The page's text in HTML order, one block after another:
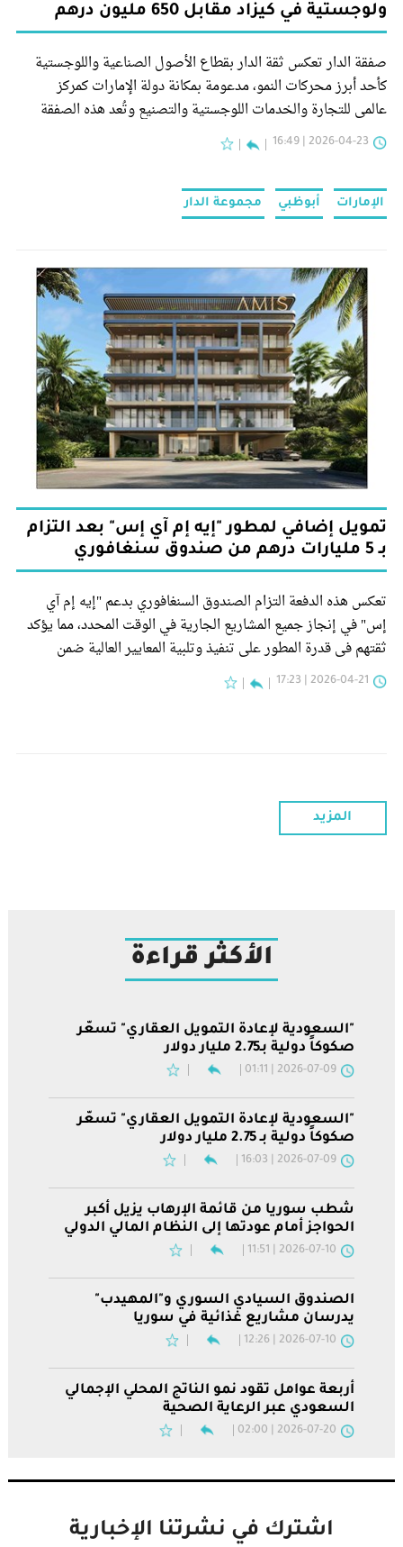
ولوجستية في كيزاد مقابل 650 مليون درهم
صفقة الدار تعكس ثقة الدار بقطاع الأصول الصناعية واللوجستية
كأحد أبرز محركات النمو، مدعومة بمكانة دولة الإمارات كمركز
عالمي للتجارة والخدمات اللوجستية والتصنيع وتُعد هذه الصفقة
الثانية التي تُبرمها الدار مع "مناطق خليفة الاقتصادية أبوظبي -
مجموعة كيزاد" التابعة لمجموعة موانئ أبوظبي، وذلك عقب
2026-04-23 | 16:49
الإمارات أبوظبي مجموعة الدار
تمويل إضافي لمطور "إيه إم آي إس" بعد التزام
بـ 5 مليارات درهم من صندوق سنغافوري
تعكس هذه الدفعة التزام الصندوق السنغافوري بدعم "إيه إم آي
إس" في إنجاز جميع المشاريع الجارية في الوقت المحدد، مما يؤكد
ثقتهم في قدرة المطور على تنفيذ وتلبية المعايير العالية ضمن
القطاع.2026-04-21 | 17:23
المزيد
الأكثر قراءة
"السعودية لإعادة التمويل العقاري" تسعّر
صكوكاً دولية بـ2.75 مليار دولار
2026-07-09 | 01:11
"السعودية لإعادة التمويل العقاري" تسعّر
صكوكاً دولية بـ 2.75 مليار دولار
2026-07-09 | 16:03
شطب سوريا من قائمة الإرهاب يزيل أكبر
الحواجز أمام عودتها إلى النظام المالي الدولي
2026-07-10 | 11:51
الصندوق السيادي السوري و"المهيدب"
يدرسان مشاريع غذائية في سوريا
2026-07-10 | 12:26
أربعة عوامل تقود نمو الناتج المحلي الإجمالي
السعودي عبر الرعاية الصحية
2026-07-20 | 02:00
اشترك في نشرتنا الإخبارية